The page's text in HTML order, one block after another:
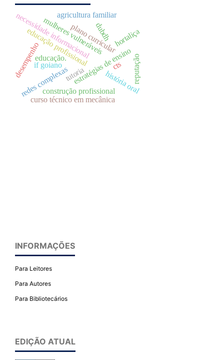
educação profissionalestratégias de ensino
redes complexas
plano curricular
história oral
construção profissional
necessidade informacional
educação.
mulheres vulneráveis hortaliça
agricultura familiar
if goiano reputação
desempenho
dubdh
tutoria
curso técnico em mecânica
cts
INFORMAÇÕES
Para Leitores
Para Autores
Para Bibliotecários
EDIÇÃO ATUAL